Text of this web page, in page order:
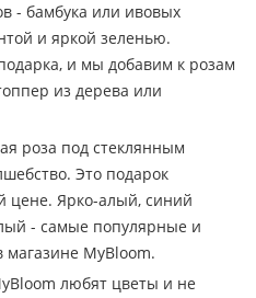
- бамбука или ивовых
и яркой зеленью.
и мы добавим к розам
из дерева или
роза под стеклянным
Это подарок
цене. Ярко-алый, синий
- самые популярные и
MyBloom.
любят цветы и не